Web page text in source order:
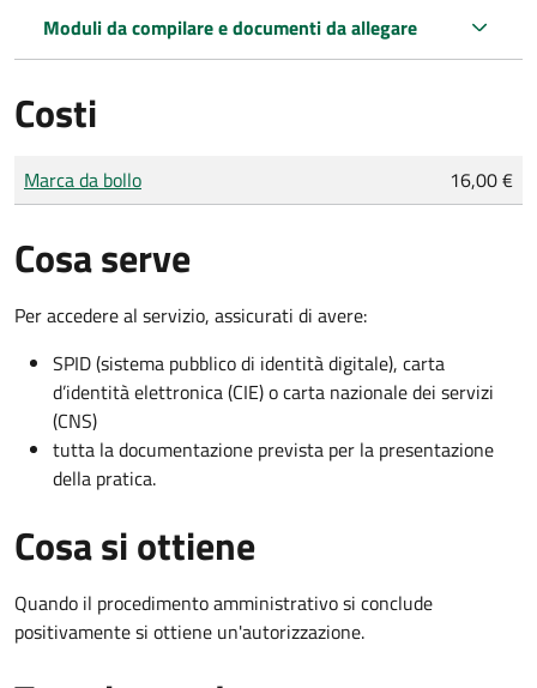
Moduli da compilare e documenti da allegare
Costi
Tipo di pagamento
Importo
Marca da bollo 16,00 €
Cosa serve
Per accedere al servizio, assicurati di avere:
SPID (sistema pubblico di identità digitale), carta
d’identità elettronica (CIE) o carta nazionale dei servizi
(CNS)
tutta la documentazione prevista per la presentazione
della pratica.
Cosa si ottiene
Quando il procedimento amministrativo si conclude
positivamente si ottiene un'autorizzazione.